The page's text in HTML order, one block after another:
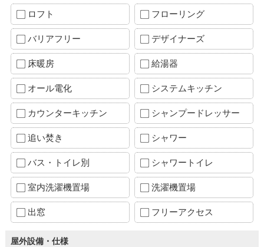
ロフト フローリング
バリアフリー デザイナーズ
床暖房 給湯器
オール電化 システムキッチン
カウンターキッチン シャンプードレッサー
追い焚き シャワー
バス・トイレ別 シャワートイレ
室内洗濯機置場 洗濯機置場
出窓 フリーアクセス
屋外設備・仕様